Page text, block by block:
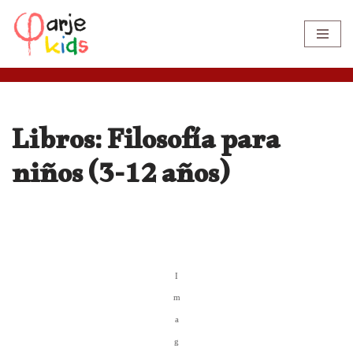
Saltar
contenido
Libros: Filosofía para
niños (3-12 años)
I
m
a
g